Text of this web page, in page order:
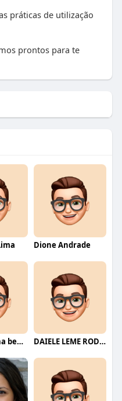
práticas de utilização
prontos para te
Dione Andrade
joyce luciana bentini jesus DAIELE LEME RODRIGUES